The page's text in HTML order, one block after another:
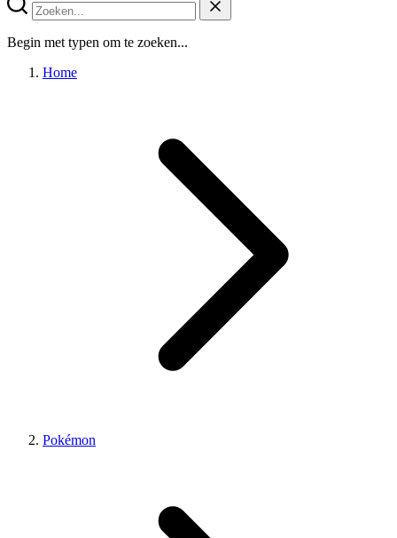
Begin met typen om te zoeken...
Home
Pokémon